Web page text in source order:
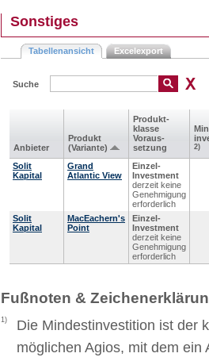
Sonstiges
Tabellenansicht Excelexport
Suche
Anbieter
Produkt
(Variante)
Produkt­
klasse
Voraus­
setzung
2)
Solit
Kapital
Grand
Atlantic View
Einzel-
Investment
derzeit keine
Genehmigung
erforderlich
Solit
Kapital
MacEachern's
Point
Einzel-
Investment
derzeit keine
Genehmigung
erforderlich
Fußnoten &
1)
Die Mindestinvestition ist der
möglichen Agios, mit dem